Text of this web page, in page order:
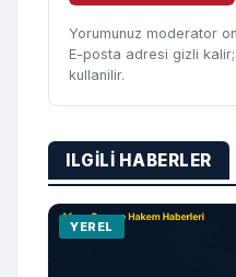
Yorumunuz moderator
E-posta adresi gizli
kullanilir.
ILGILI HABERLER
YEREL